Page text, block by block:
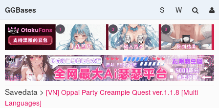
GGBases S W
Savedata > [VN] Oppai Party Creampie Quest ver.1.1.8 [Multi
Languages]